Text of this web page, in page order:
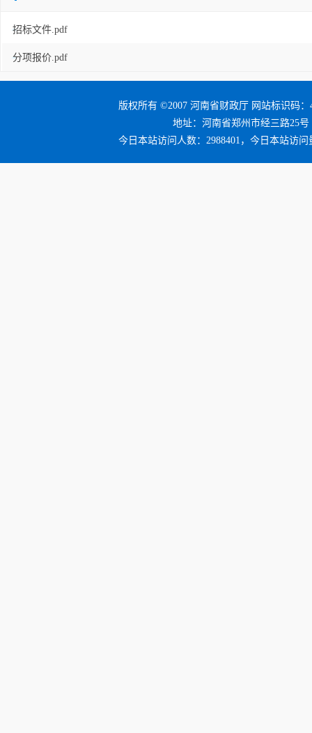
招标文件.pdf
分项报价.pdf
版权所有 ©2007 河南省财政厅 网站标识码：
地址：河南省郑州市经三路25号
今日本站访问人数：2988401，今日本站访问